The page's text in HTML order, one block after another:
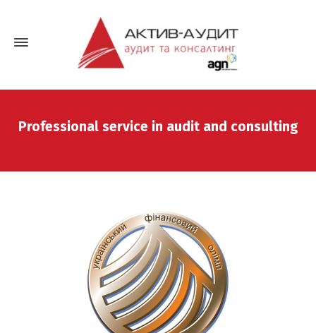
Professional service in audit and consulting